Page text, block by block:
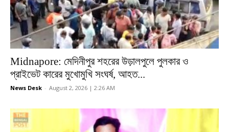
Midnapore: মেদিনীপুর শহরের উড়ালপুলে পুলকার ও
প্রাইভেট কারের মুখোমুখি সংঘর্ষ, আহত...
News Desk - August 2, 2026 | 2:26 AM